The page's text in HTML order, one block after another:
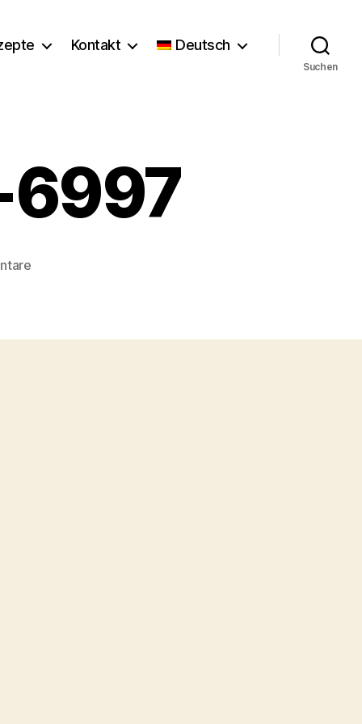
Kontakt Deutsch
Suchen
6997
zu